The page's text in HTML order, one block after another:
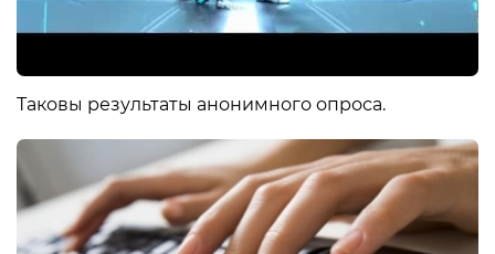
Таковы результаты анонимного опроса.